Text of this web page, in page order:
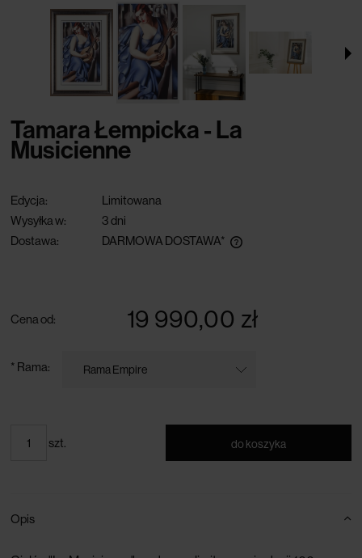
Tamara Łempicka - La
Musicienne
Edycja:
Limitowana
Wysyłka w:
3 dni
Dostawa:
DARMOWA DOSTAWA*
Cena od: 19 990,00 zł
* Rama:
szt. do koszyka
Opis